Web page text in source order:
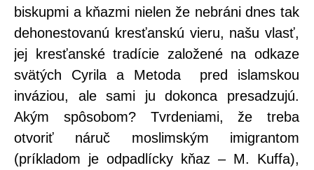
biskupmi a kňazmi nielen že nebráni dnes tak
dehonestovanú kresťanskú vieru, našu vlasť,
jej kresťanské tradície založené na odkaze
svätých Cyrila a Metoda pred islamskou
inváziou, ale sami ju dokonca presadzujú.
Akým spôsobom? Tvrdeniami, že treba
otvoriť náruč moslimským imigrantom
(príkladom je odpadlícky kňaz – M. Kuffa),